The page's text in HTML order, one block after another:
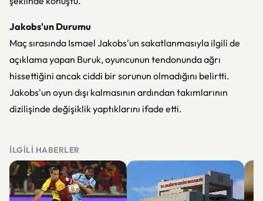
Jakobs'un Durumu
Maç sırasında Ismael Jakobs'un sakatlanmasıyla ilgili de
açıklama yapan Buruk, oyuncunun tendonunda ağrı
hissettiğini ancak ciddi bir sorunun olmadığını belirtti.
Jakobs'un oyun dışı kalmasının ardından takımlarının
dizilişinde değişiklik yaptıklarını ifade etti.
İLGILI HABERLER